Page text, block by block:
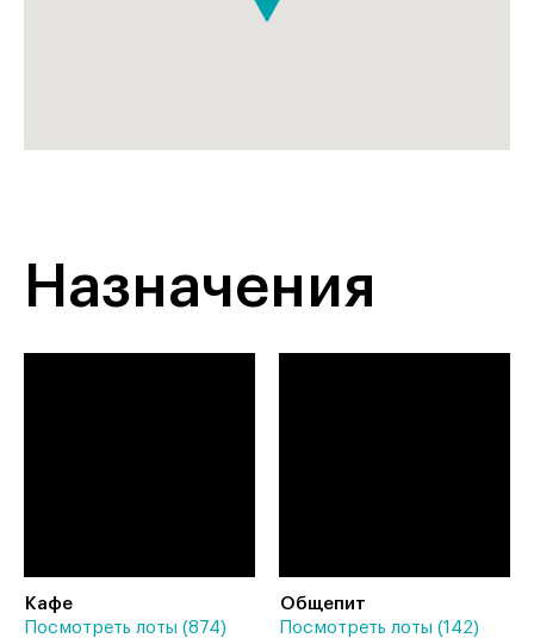
Назначения
Кафе
Посмотреть лоты (874)
Общепит
Посмотреть лоты (142)